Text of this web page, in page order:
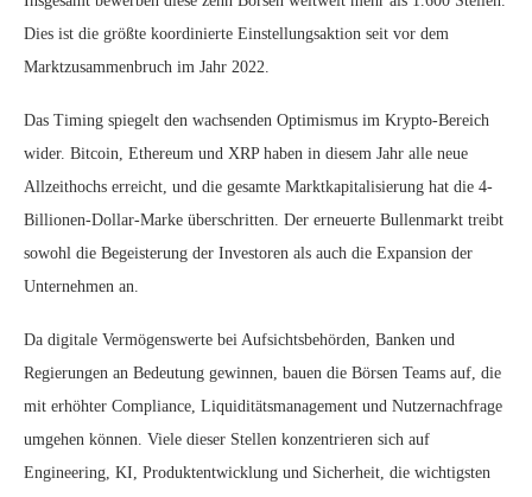
Dies ist die größte koordinierte Einstellungsaktion seit vor dem
Marktzusammenbruch im Jahr 2022.
Das Timing spiegelt den wachsenden Optimismus im Krypto-Bereich
wider. Bitcoin, Ethereum und XRP haben in diesem Jahr alle neue
Allzeithochs erreicht, und die gesamte Marktkapitalisierung hat die 4-
Billionen-Dollar-Marke überschritten. Der erneuerte Bullenmarkt treibt
sowohl die Begeisterung der Investoren als auch die Expansion der
Unternehmen an.
Da digitale Vermögenswerte bei Aufsichtsbehörden, Banken und
Regierungen an Bedeutung gewinnen, bauen die Börsen Teams auf, die
mit erhöhter Compliance, Liquiditätsmanagement und Nutzernachfrage
umgehen können. Viele dieser Stellen konzentrieren sich auf
Engineering, KI, Produktentwicklung und Sicherheit, die wichtigsten